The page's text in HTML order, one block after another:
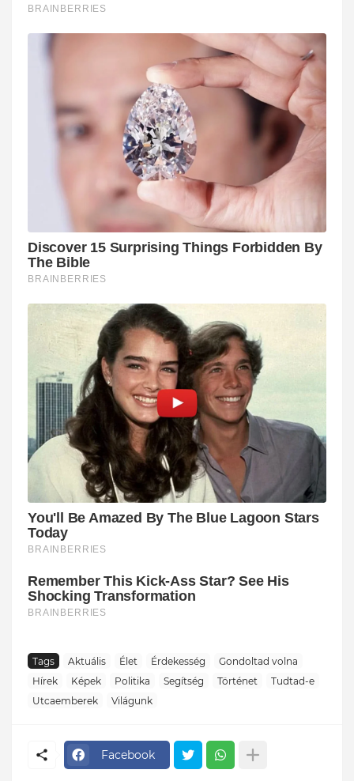
Tags Aktuális Élet Érdekesség
Gondoltad volna
Hírek
Képek Politika Segítség Történet
Tudtad-e
Utcaemberek
Világunk
Facebook